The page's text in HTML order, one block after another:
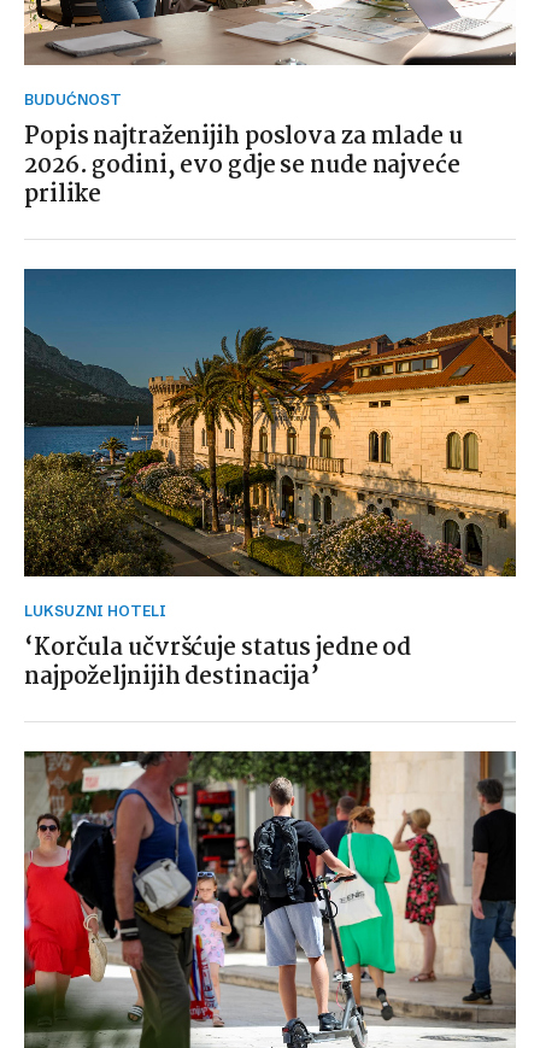
BUDUĆNOST
Popis najtraženijih poslova za mlade u
2026. godini, evo gdje se nude najveće
prilike
LUKSUZNI HOTELI
‘Korčula učvršćuje status jedne od
najpoželjnijih destinacija’